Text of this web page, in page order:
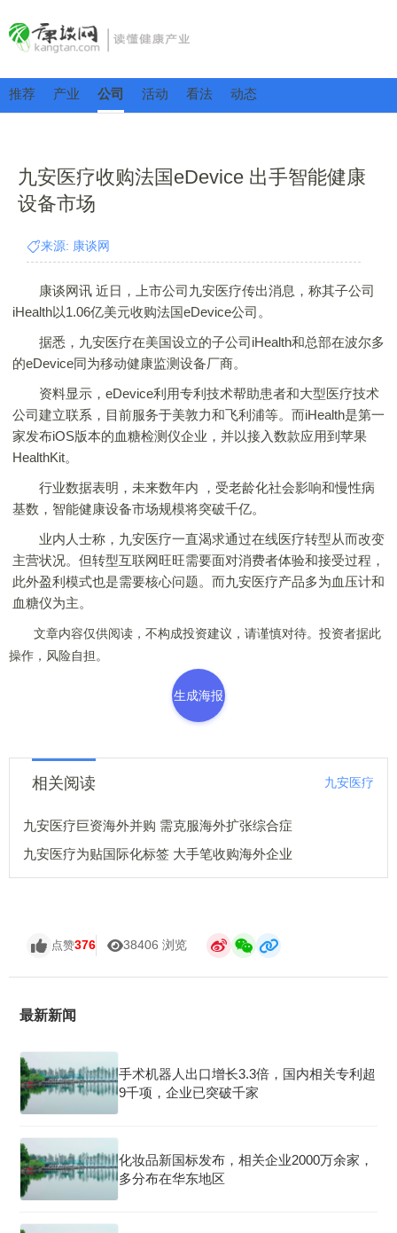
推荐 产业 公司 活动 看法 动态
九安医疗收购法国eDevice 出手智能健康
设备市场
来源: 康谈网
康谈网讯 近日，上市公司九安医疗传出消息，称其子公司
iHealth以1.06亿美元收购法国eDevice公司。
据悉，九安医疗在美国设立的子公司iHealth和总部在波尔多
的eDevice同为移动健康监测设备厂商。
资料显示，eDevice利用专利技术帮助患者和大型医疗技术
公司建立联系，目前服务于美敦力和飞利浦等。而iHealth是第一
家发布iOS版本的血糖检测仪企业，并以接入数款应用到苹果
HealthKit。
行业数据表明，未来数年内 ，受老龄化社会影响和慢性病
基数，智能健康设备市场规模将突破千亿。
业内人士称，九安医疗一直渴求通过在线医疗转型从而改变
主营状况。但转型互联网旺旺需要面对消费者体验和接受过程，
此外盈利模式也是需要核心问题。而九安医疗产品多为血压计和
血糖仪为主。
文章内容仅供阅读，不构成投资建议，请谨慎对待。投资者据此
操作，风险自担。
生成海报
相关阅读 九安医疗
九安医疗巨资海外并购 需克服海外扩张综合症
九安医疗为贴国际化标签 大手笔收购海外企业
点赞376 38406 浏览
最新新闻
手术机器人出口增长3.3倍，国内相关专利超
9千项，企业已突破千家
化妆品新国标发布，相关企业2000万余家，
多分布在华东地区